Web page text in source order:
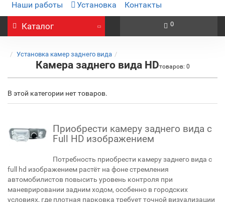
Наши работы
Установка Контакты
Каталог 0
Установка камер заднего вида
Камера заднего вида HDтоваров: 0
В этой категории нет товаров.
Приобрести камеру заднего вида с
Full HD изображением
Потребность приобрести камеру заднего вида с
full hd изображением растёт на фоне стремления
автомобилистов повысить уровень контроля при
маневрировании задним ходом, особенно в городских
условиях, где плотная парковка требует точной визуализации